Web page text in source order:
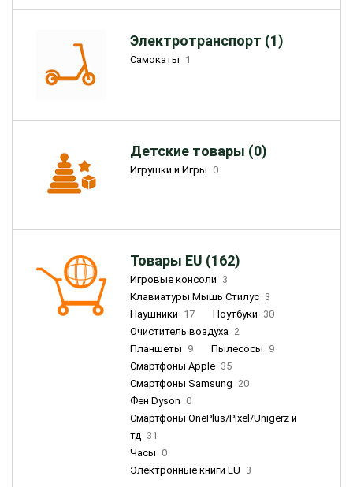
Электротранспорт (1)
Самокаты 1
Детские товары (0)
Игрушки и Игры 0
Товары EU (162)
Игровые консоли 3
Клавиатуры Мышь Стилус 3
Наушники 17 Ноутбуки 30
Очиститель воздуха 2
Планшеты 9 Пылесосы 9
Смартфоны Apple 35
Смартфоны Samsung 20
Фен Dyson 0
Смартфоны OnePlus/Pixel/Unigerz и
тд 31
Часы 0
Электронные книги EU 3